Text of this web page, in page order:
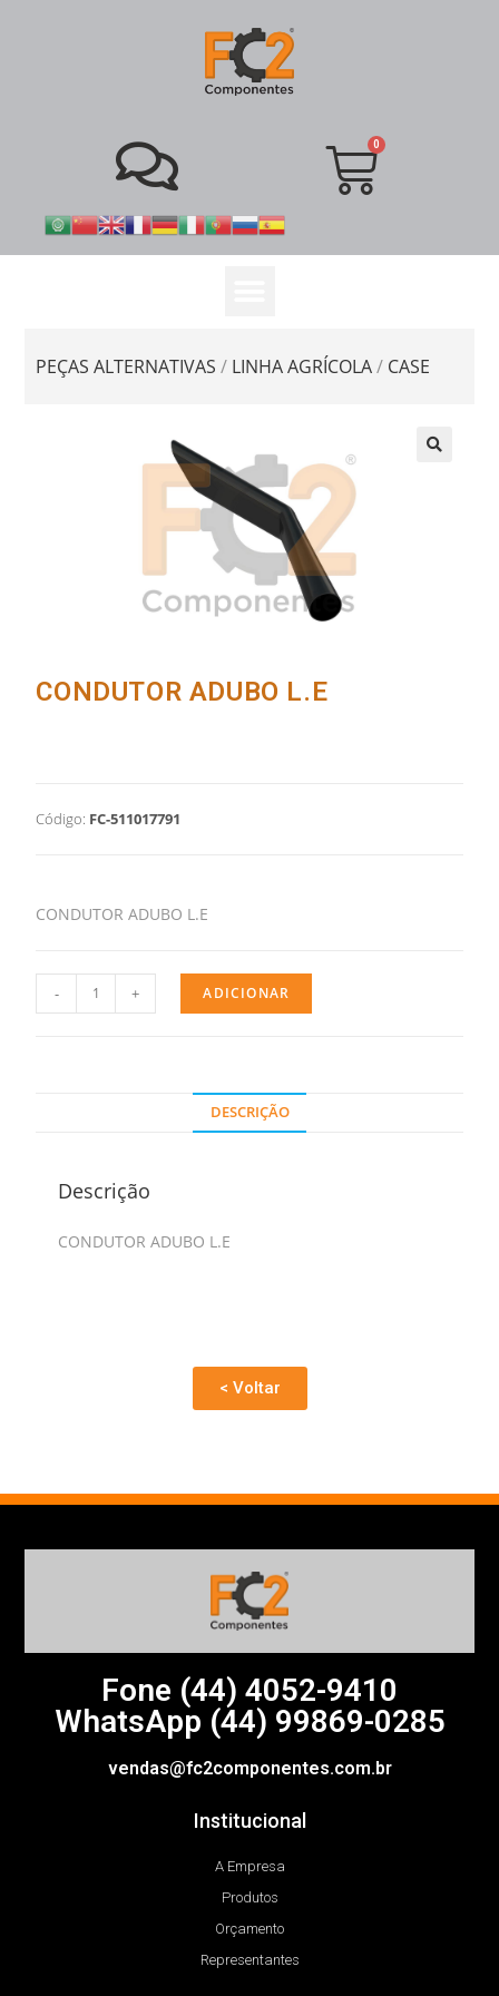
PEÇAS ALTERNATIVAS / LINHA AGRÍCOLA/ CASE
CONDUTOR ADUBO L.E
Código: FC-511017791
CONDUTOR ADUBO L.E
- + ADICIONAR
DESCRIÇÃO
Descrição
CONDUTOR ADUBO L.E
< Voltar
Fone (44) 4052-9410
WhatsApp (44) 99869-0285
vendas@fc2componentes.com.br
Institucional
A Empresa
Produtos
Orçamento
Representantes